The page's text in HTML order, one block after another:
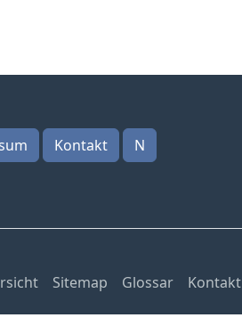
Kontakt N
Sitemap Glossar Kontakt